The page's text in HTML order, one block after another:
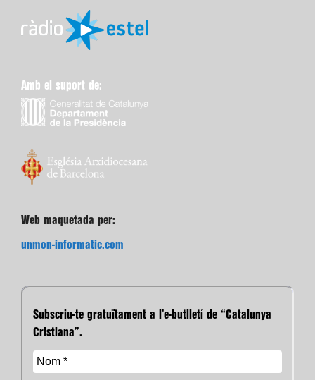
Amb el suport de:
Web maquetada per:
unmon-informatic.com
Subscriu-te gratuïtament a l’e-butlletí de “Catalunya
Cristiana”.